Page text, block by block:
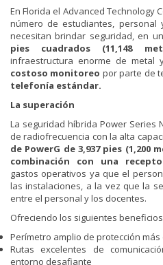
En Florida el Advanced Technology
número de estudiantes,
necesitan brindar seguridad, en
pies cuadrados (11,148
infraestructura enorme de metal
costoso monitoreo por parte de
telefonía estándar.
La superación
La seguridad híbrida Power Series
de radiofrecuencia con la alta
de PowerG de 3,937 pies (1,200
combinación con una
gastos operativos ya que el
las instalaciones, a la vez que la
entre el personal y los docentes.
Ofreciendo los siguientes
Perímetro amplio de protección más
Rutas excelentes de
entorno desafiante